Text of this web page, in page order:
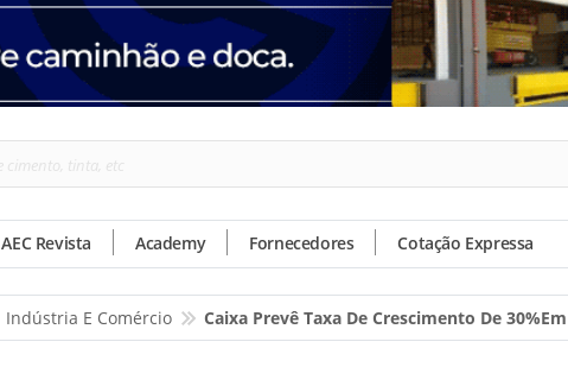
AEC Revista Academy Fornecedores Cotação Expressa
Indústria E Comércio Caixa Prevê Taxa De Crescimento De 30%em